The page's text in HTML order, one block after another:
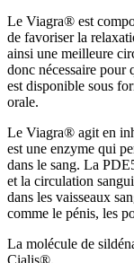
Le Viagra® est
de favoriser la
ainsi une meilleure
donc nécessaire
est disponible sous
orale.
Le Viagra® agit en
est une enzyme qui
dans le sang. La
et la circulation
dans les vaisseaux
comme le pénis, les
La molécule de